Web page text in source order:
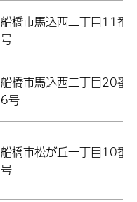
船橋市馬込西二丁目11番1
号
船橋市馬込西二丁目20番1
6号
船橋市松が丘一丁目10番6
号